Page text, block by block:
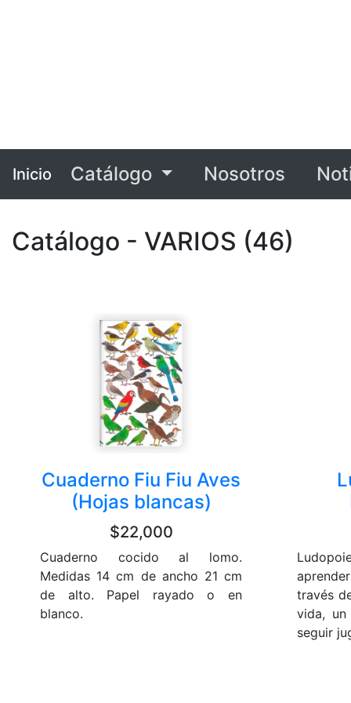
Inicio Catálogo Nosotros
Catálogo - VARIOS (46)
Cuaderno Fiu Fiu Aves
(Hojas blancas)
$22,000
Cuaderno cocido al lomo.
Medidas 14 cm de ancho 21 cm
de alto. Papel rayado o en
blanco.
través
vida,
seguir